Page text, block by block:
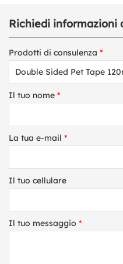
Richiedi informazioni
Prodotti di consulenza *
Il tuo nome *
La tua e-mail *
Il tuo cellulare
Il tuo messaggio *